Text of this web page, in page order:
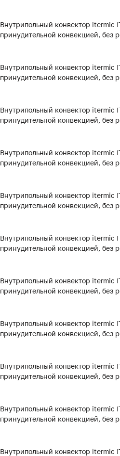
Внутрипольный конвектор itermic
принудительной конвекцией, без
Внутрипольный конвектор itermic
принудительной конвекцией, без
Внутрипольный конвектор itermic
принудительной конвекцией, без
Внутрипольный конвектор itermic
принудительной конвекцией, без
Внутрипольный конвектор itermic
принудительной конвекцией, без
Внутрипольный конвектор itermic
принудительной конвекцией, без
Внутрипольный конвектор itermic
принудительной конвекцией, без
Внутрипольный конвектор itermic
принудительной конвекцией, без
Внутрипольный конвектор itermic
принудительной конвекцией, без
Внутрипольный конвектор itermic
принудительной конвекцией, без
Внутрипольный конвектор itermic